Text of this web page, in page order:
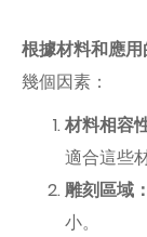
根據材料和應
幾個因素：
材料相容
適合這些
雕刻區域：
小。